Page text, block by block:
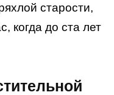
старости,
когда до ста лет